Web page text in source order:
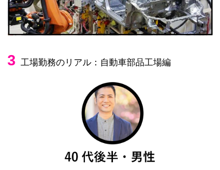
3 工場勤務のリアル：自動車部品工場編